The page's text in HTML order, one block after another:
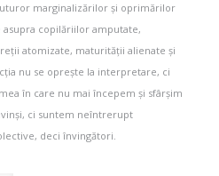
marginalizărilor și oprimărilor
asupra copilăriilor amputate,
atomizate, maturității alienate și
nu se oprește la interpretare, ci
în care nu mai începem și sfârșim
ci suntem neîntrerupt
deci învingători.